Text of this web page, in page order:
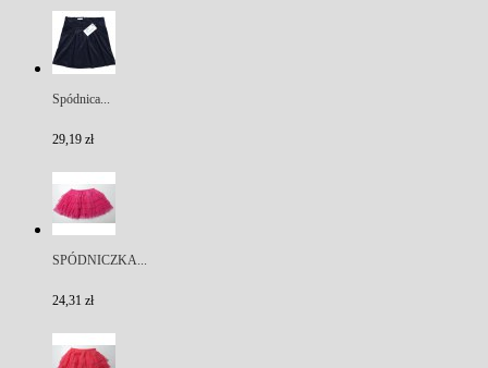
Spódnica...
29,19 zł
SPÓDNICZKA...
24,31 zł